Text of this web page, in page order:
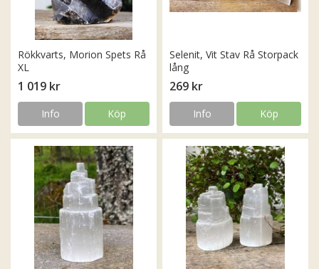
Rökkvarts, Morion Spets Rå
XL
1 019 kr
Info Köp
Selenit, Vit Stav Rå Storpack
lång
269 kr
Info Köp